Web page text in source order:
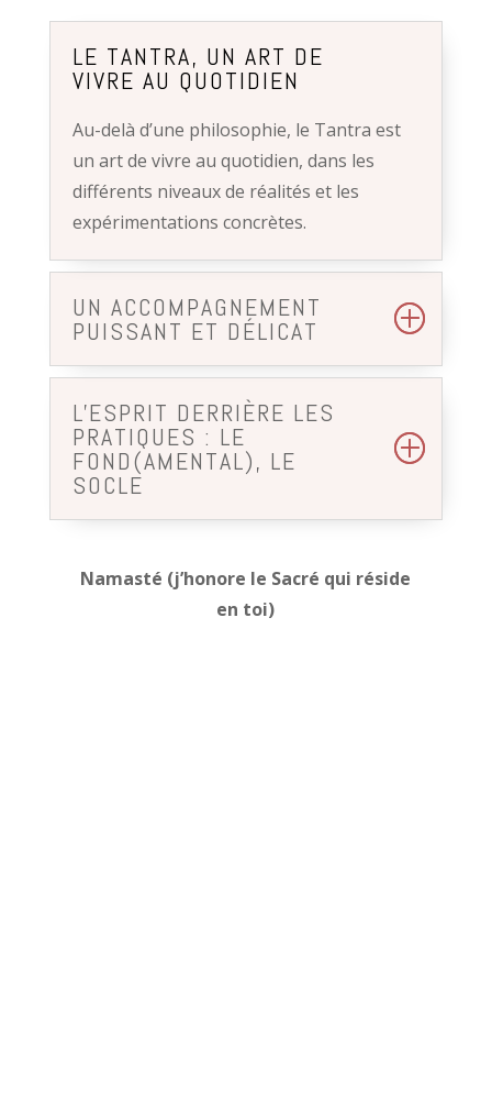
LE TANTRA, UN ART DE
VIVRE AU QUOTIDIEN
Au-delà d’une philosophie, le Tantra est
un art de vivre au quotidien, dans les
différents niveaux de réalités et les
expérimentations concrètes.
UN ACCOMPAGNEMENT
PUISSANT ET DÉLICAT
L'ESPRIT DERRIÈRE LES
PRATIQUES : LE
FOND(AMENTAL), LE
SOCLE
Namasté (j’honore le Sacré qui réside
en toi)